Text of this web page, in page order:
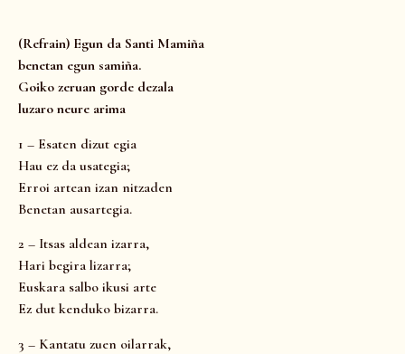
(Refrain) Egun da Santi Mamiña
benetan egun samiña.
Goiko zeruan gorde dezala
luzaro neure arima
1 – Esaten dizut egia
Hau ez da usategia;
Erroi artean izan nitzaden
Benetan ausartegia.
2 – Itsas aldean izarra,
Hari begira lizarra;
Euskara salbo ikusi arte
Ez dut kenduko bizarra.
3 – Kantatu zuen oilarrak,